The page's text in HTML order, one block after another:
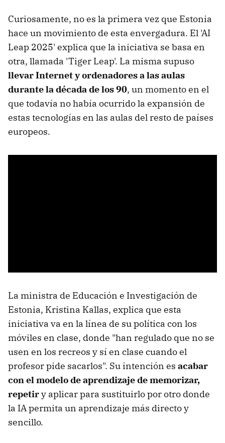
Curiosamente, no es la primera vez que Estonia
hace un movimiento de esta envergadura. El 'AI
Leap 2025' explica que la iniciativa se basa en
otra, llamada 'Tiger Leap'. La misma supuso
llevar Internet y ordenadores a las aulas
durante la década de los 90, un momento en el
que todavía no había ocurrido la expansión de
estas tecnologías en las aulas del resto de países
europeos.
La ministra de Educación e Investigación de
Estonia, Kristina Kallas, explica que esta
iniciativa va en la línea de su política con los
móviles en clase, donde "han regulado que no se
usen en los recreos y sí en clase cuando el
profesor pide sacarlos". Su intención es acabar
con el modelo de aprendizaje de memorizar,
repetiry aplicar para sustituirlo por otro donde
la IA permita un aprendizaje más directo y
sencillo.